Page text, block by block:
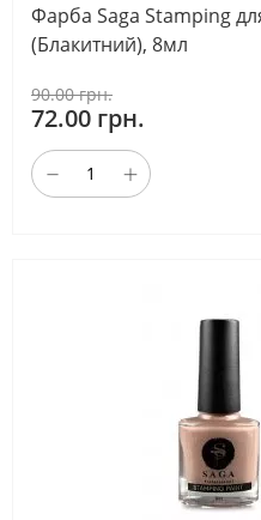
Фарба Saga Stamping
(Блакитний), 8мл
90.00 грн.
72.00 грн.